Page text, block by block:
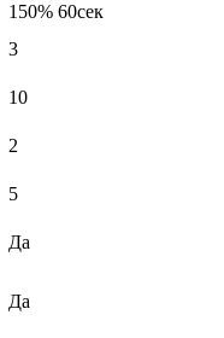
150% 60сек
3
10
2
5
Да
Да